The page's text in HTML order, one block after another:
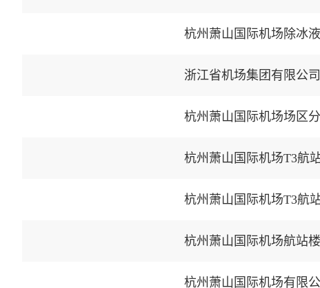
杭州萧山国际机场除冰
浙江省机场集团有限公
杭州萧山国际机场场区
杭州萧山国际机场T3航
杭州萧山国际机场T3航
杭州萧山国际机场航站
杭州萧山国际机场有限